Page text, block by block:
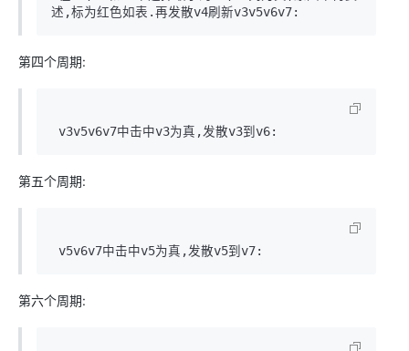
第四个周期:
v3v5v6v7中击中v3为真,发散v3到v6:
第五个周期:
v5v6v7中击中v5为真,发散v5到v7:
第六个周期: